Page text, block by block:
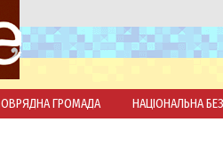
ГРОМАДА НАЦІОНАЛЬНА